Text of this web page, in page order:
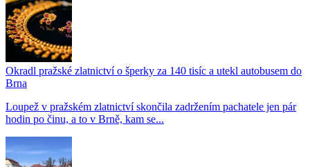
Okradl pražské zlatnictví o šperky za 140 tisíc a utekl autobusem do
Brna
Loupež v pražském zlatnictví skončila zadržením pachatele jen pár
hodin po činu, a to v Brně, kam se...